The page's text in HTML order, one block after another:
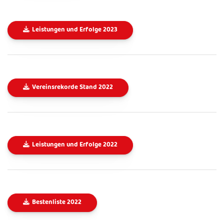
Leistungen und Erfolge 2023
Vereinsrekorde Stand 2022
Leistungen und Erfolge 2022
Bestenliste 2022